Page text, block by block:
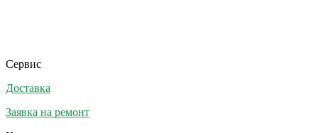
Сервис
Доставка
Заявка на ремонт